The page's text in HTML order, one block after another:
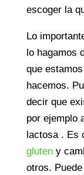
escoger la
Lo
lo hagamos
que
hacemos.
decir que
por ejemplo
lactosa . Es
gluteny
otros.